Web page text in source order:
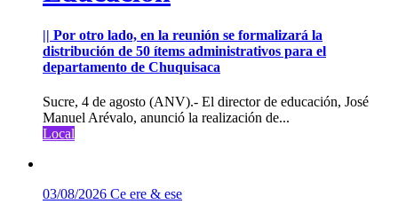
|| Por otro lado, en la reunión se formalizará la
distribución de 50 ítems administrativos para el
departamento de Chuquisaca
Sucre, 4 de agosto (ANV).- El director de educación, José
Manuel Arévalo, anunció la realización de...
Local
03/08/2026 Ce ere & ese